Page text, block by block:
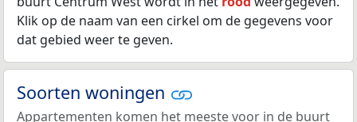
Klik op de naam van een cirkel om de gegevens voor
dat gebied weer te geven.
Soorten woningen
Appartementen komen het meeste voor in de buurt